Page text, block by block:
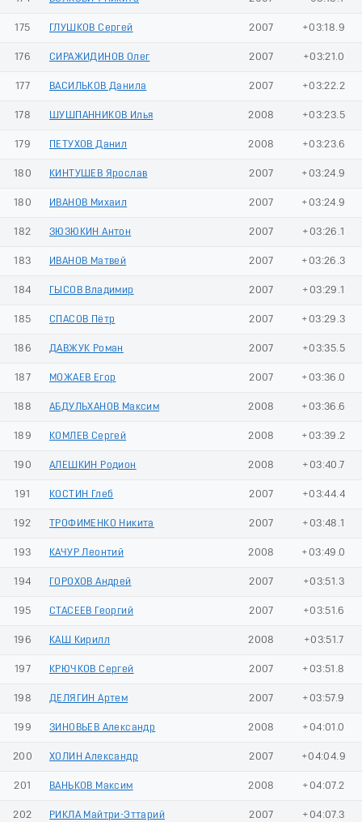
175 ГЛУШКОВ Сергей 2007 +03:18.9
176 СИРАЖИДИНОВ Олег 2007 +03:21.0
177 ВАСИЛЬКОВ Данила 2007 +03:22.2
178 ШУШПАННИКОВ Илья 2008 +03:23.5
179 ПЕТУХОВ Данил 2008 +03:23.6
180 КИНТУШЕВ Ярослав 2007 +03:24.9
180 ИВАНОВ Михаил 2007 +03:24.9
182 ЗЮЗЮКИН Антон 2007 +03:26.1
183 ИВАНОВ Матвей 2007 +03:26.3
184 ГЫСОВ Владимир 2007 +03:29.1
185 СПАСОВ Пётр 2007 +03:29.3
186 ДАВЖУК Роман 2007 +03:35.5
187 МОЖАЕВ Егор 2007 +03:36.0
188 АБДУЛЬХАНОВ Максим 2008 +03:36.6
189 КОМЛЕВ Сергей 2008 +03:39.2
190 АЛЕШКИН Родион 2008 +03:40.7
191 КОСТИН Глеб 2007 +03:44.4
192 ТРОФИМЕНКО Никита 2007 +03:48.1
193 КАЧУР Леонтий 2008 +03:49.0
194 ГОРОХОВ Андрей 2007 +03:51.3
195 СТАСЕЕВ Георгий 2007 +03:51.6
196 КАШ Кирилл 2008 +03:51.7
197 КРЮЧКОВ Сергей 2007 +03:51.8
198 ДЕЛЯГИН Артем 2007 +03:57.9
199 ЗИНОВЬЕВ Александр 2008 +04:01.0
200 ХОЛИН Александр 2007 +04:04.9
201 ВАНЬКОВ Максим 2008 +04:07.2
202 РИКЛА Майтри-Эттарий 2007 +04:07.3